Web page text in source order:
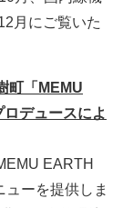
月にご覧いた
町「MEMU
デュースによ
EARTH
ーを提供しま